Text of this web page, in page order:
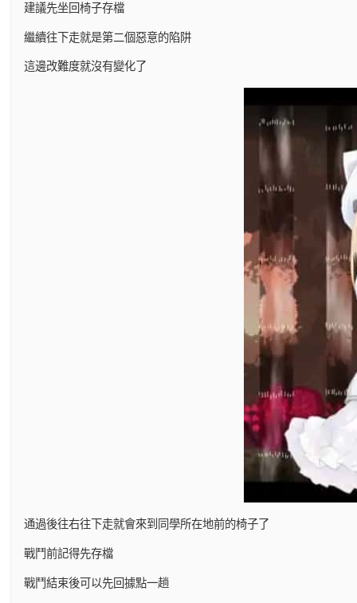
建議先坐回椅子存檔
繼續往下走就是第二個惡意的陷阱
這邊改難度就沒有變化了
通過後往右往下走就會來到同學所在地前的椅子了
戰鬥前記得先存檔
戰鬥結束後可以先回據點一趟